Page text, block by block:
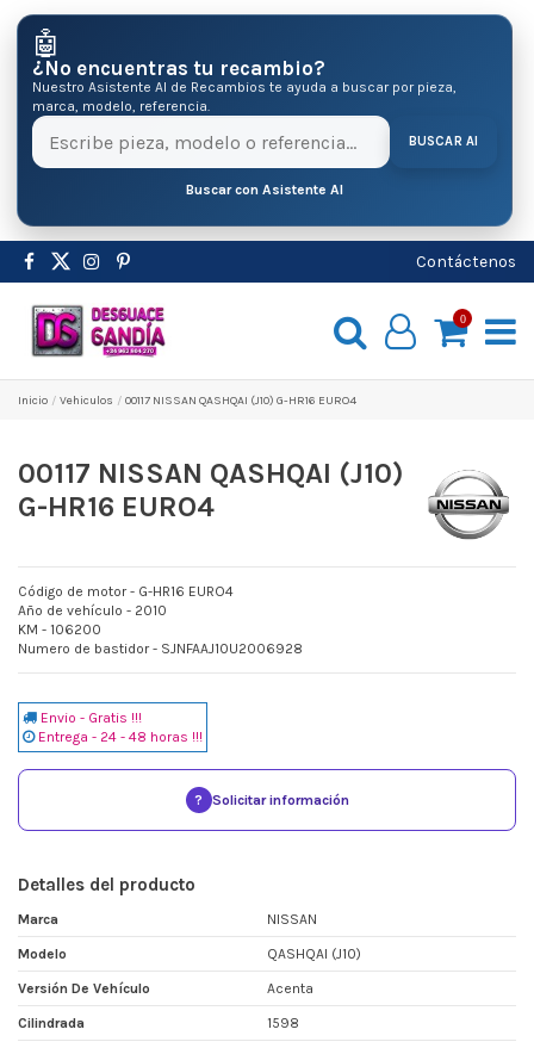
🤖
¿No encuentras tu recambio?
Nuestro Asistente AI de Recambios te ayuda a buscar por pieza,
marca, modelo, referencia.
BUSCAR AI
Buscar con Asistente AI
Contáctenos
0
Inicio Vehiculos 00117 NISSAN QASHQAI (J10) G-HR16 EURO4
00117 NISSAN QASHQAI (J10)
G-HR16 EURO4
Código de motor - G-HR16 EURO4
Año de vehículo - 2010
KM - 106200
Numero de bastidor - SJNFAAJ10U2006928
Envio - Gratis !!!
Entrega - 24 - 48 horas !!!
? Solicitar información
Detalles del producto
Marca NISSAN
Modelo QASHQAI (J10)
Versión De Vehículo Acenta
Cilindrada 1598